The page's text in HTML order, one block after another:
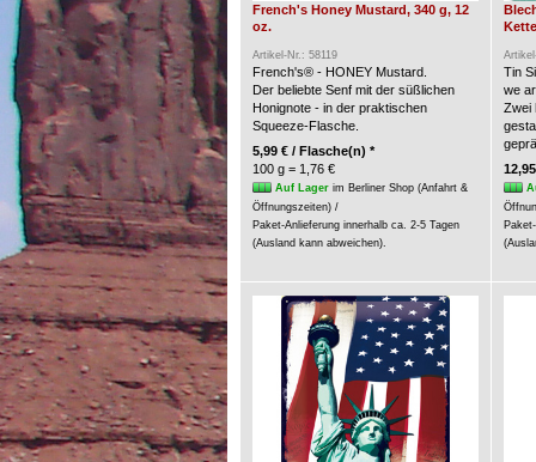
French's Honey Mustard, 340 g, 12
oz.
Artikel-Nr.: 58119
French's® - HONEY Mustard.
Der beliebte Senf mit der süßlichen
Honignote - in der praktischen
Squeeze-Flasche.
5,99 € / Flasche(n) *
100 g = 1,76 €
Auf Lagerim Berliner Shop (Anfahrt &
Öffnungszeiten) /
Paket-Anlieferung innerhalb ca. 2-5 Tagen
(Ausland kann abweichen).
Tin
we
Zwei